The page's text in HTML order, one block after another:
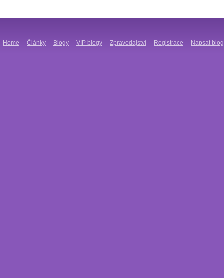
Home Články Blogy VIP blogy Zpravodajství Registrace Napsat blog